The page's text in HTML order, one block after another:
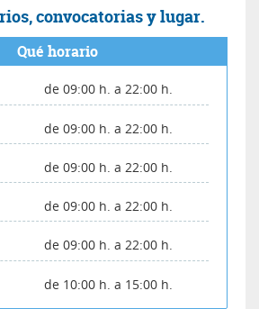
convocatorias y lugar.
Qué horario
de 09:00 h. a 22:00 h.
de 09:00 h. a 22:00 h.
de 09:00 h. a 22:00 h.
de 09:00 h. a 22:00 h.
de 09:00 h. a 22:00 h.
de 10:00 h. a 15:00 h.